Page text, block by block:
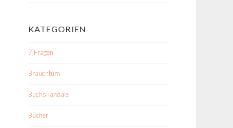
KATEGORIEN
7 Fragen
Brauchtum
Buchskandale
Bücher